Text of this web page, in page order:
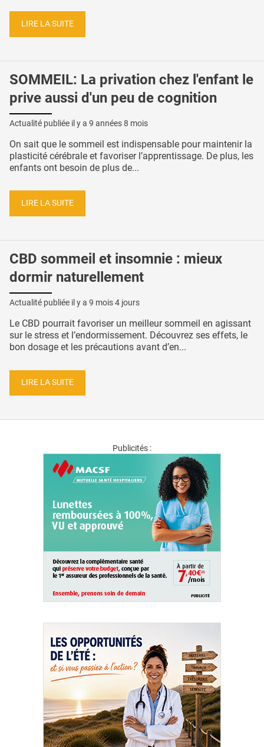
LIRE LA SUITE
SOMMEIL: La privation chez l'enfant le
prive aussi d'un peu de cognition
Actualité publiée il y a 9 années 8 mois
On sait que le sommeil est indispensable pour maintenir la
plasticité cérébrale et favoriser l’apprentissage. De plus, les
enfants ont besoin de plus de...
LIRE LA SUITE
CBD sommeil et insomnie : mieux
dormir naturellement
Actualité publiée il y a 9 mois 4 jours
Le CBD pourrait favoriser un meilleur sommeil en agissant
sur le stress et l’endormissement. Découvrez ses effets, le
bon dosage et les précautions avant d’en...
LIRE LA SUITE
Publicités :